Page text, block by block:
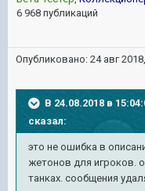
6 968 публикаций
Опубликовано: 24 авг
В 24.08.2018 в
сказал:
это не ошибка в
жетонов для игроков.
танках. сообщения